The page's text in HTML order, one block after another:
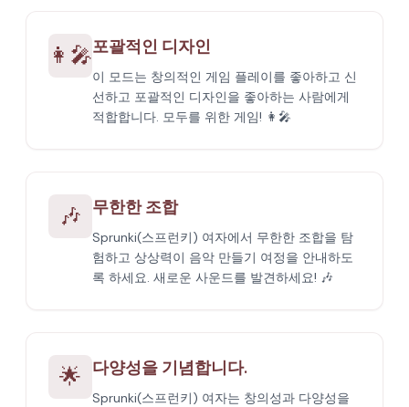
👩‍🎤포괄적인 디자인
이 모드는 창의적인 게임 플레이를 좋아하고 신
선하고 포괄적인 디자인을 좋아하는 사람에게
적합합니다. 모두를 위한 게임! 👩‍🎤
🎶 무한한 조합
Sprunki(스프런키) 여자에서 무한한 조합을 탐
험하고 상상력이 음악 만들기 여정을 안내하도
록 하세요. 새로운 사운드를 발견하세요! 🎶
🌟 다양성을 기념합니다.
Sprunki(스프런키) 여자는 창의성과 다양성을